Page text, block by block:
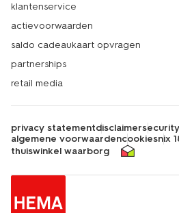
klantenservice
actievoorwaarden
saldo cadeaukaart opvragen
partnerships
retail media
privacy statementdisclaimersecurity
algemene voorwaardencookiesnix
thuiswinkel waarborg